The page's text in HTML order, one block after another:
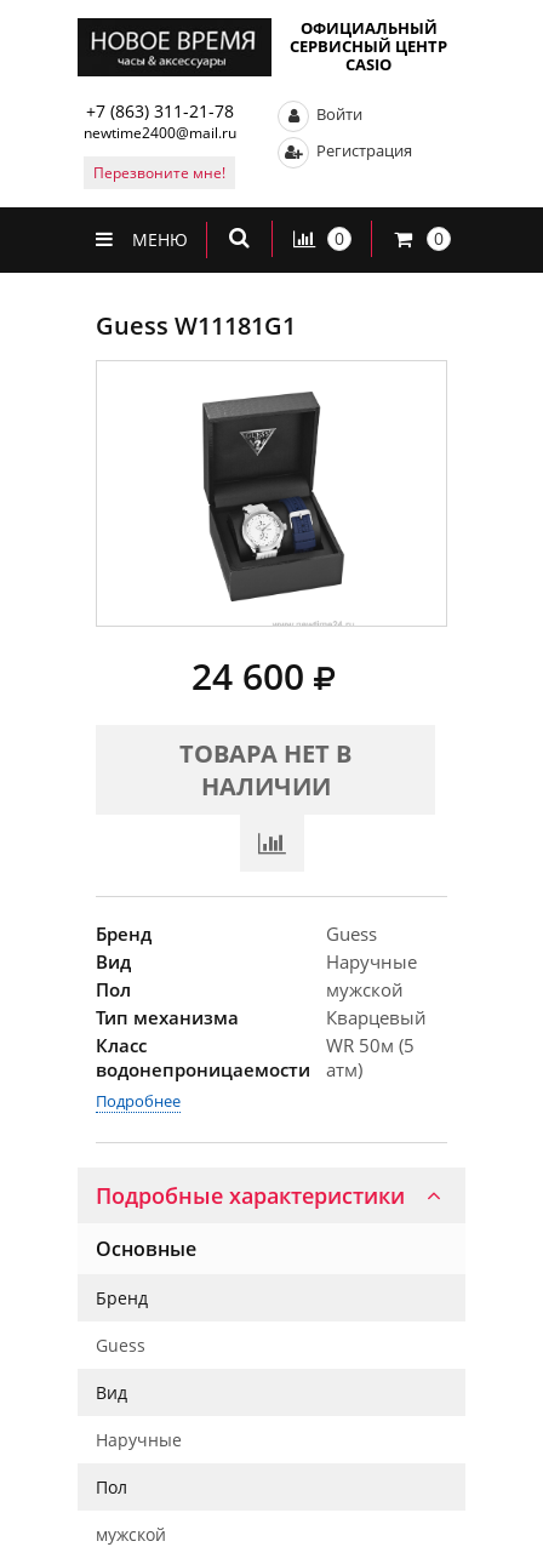
ОФИЦИАЛЬНЫЙ
СЕРВИСНЫЙ ЦЕНТР
CASIO
+7 (863) 311-21-78
newtime2400@mail.ru
Перезвоните мне!
Войти
Регистрация
МЕНЮ 0 0
Guess W11181G1
24 600
ТОВАРА НЕТ В
НАЛИЧИИ
Бренд
Guess
Вид
Наручные
Пол
мужской
Тип механизма
Кварцевый
Класс
водонепроницаемости
WR 50м (5
атм)
Подробнее
Подробные характеристики
Основные
Бренд
Guess
Вид
Наручные
Пол
мужской